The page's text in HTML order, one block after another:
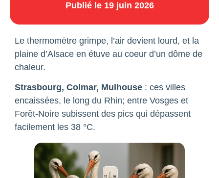
Publié le 19 juin 2026
Le thermomètre grimpe, l’air devient lourd, et la
plaine d’Alsace en étuve au coeur d’un dôme de
chaleur.
Strasbourg, Colmar, Mulhouse : ces villes
encaissées, le long du Rhin; entre Vosges et
Forêt-Noire subissent des pics qui dépassent
facilement les 38 °C.